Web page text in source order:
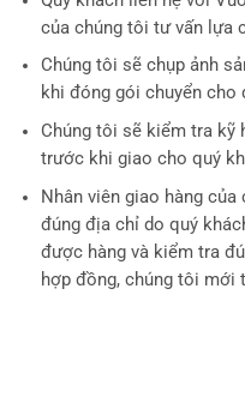
của chúng tôi tư vấn lựa
Chúng tôi sẽ chụp ảnh
khi đóng gói chuyển cho
Chúng tôi sẽ kiểm tra kỹ
trước khi giao cho quý
Nhân viên giao hàng
đúng địa chỉ do quý
được hàng và kiểm tra
hợp đồng, chúng tôi mới